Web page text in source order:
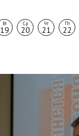
Вт
19
Ср
20
Чт
21
Пт
22